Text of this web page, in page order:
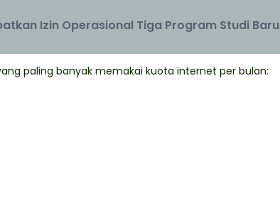
Izin Operasional Tiga Program Studi Baru
paling banyak memakai kuota internet per bulan: